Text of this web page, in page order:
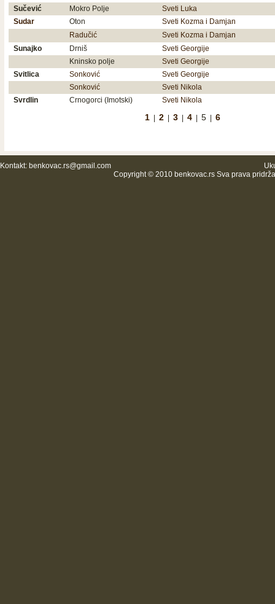
Sučević
Mokro Polje
Sveti Luka
Sudar
Oton
Sveti Kozma i Damjan
Radučić
Sveti Kozma i Damjan
Sunajko
Drniš
Sveti Georgije
Kninsko polje
Sveti Georgije
Svitlica
Sonković
Sveti Georgije
Sonković
Sveti Nikola
Svrdlin
Crnogorci (Imotski) Sveti Nikola
1| 2| 3| 4| 5| 6
Kontakt: benkovac.rs@gmail.com
Copyright © 2010 benkovac.rs Sva prava